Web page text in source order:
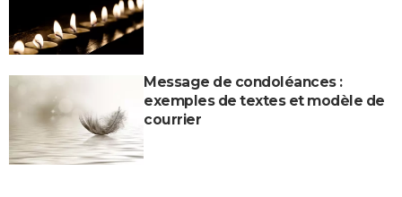
Message de condoléances :
exemples de textes et modèle de
courrier